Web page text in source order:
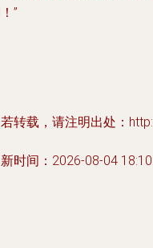
”
转载，请注明出处：
时间：2026-08-04